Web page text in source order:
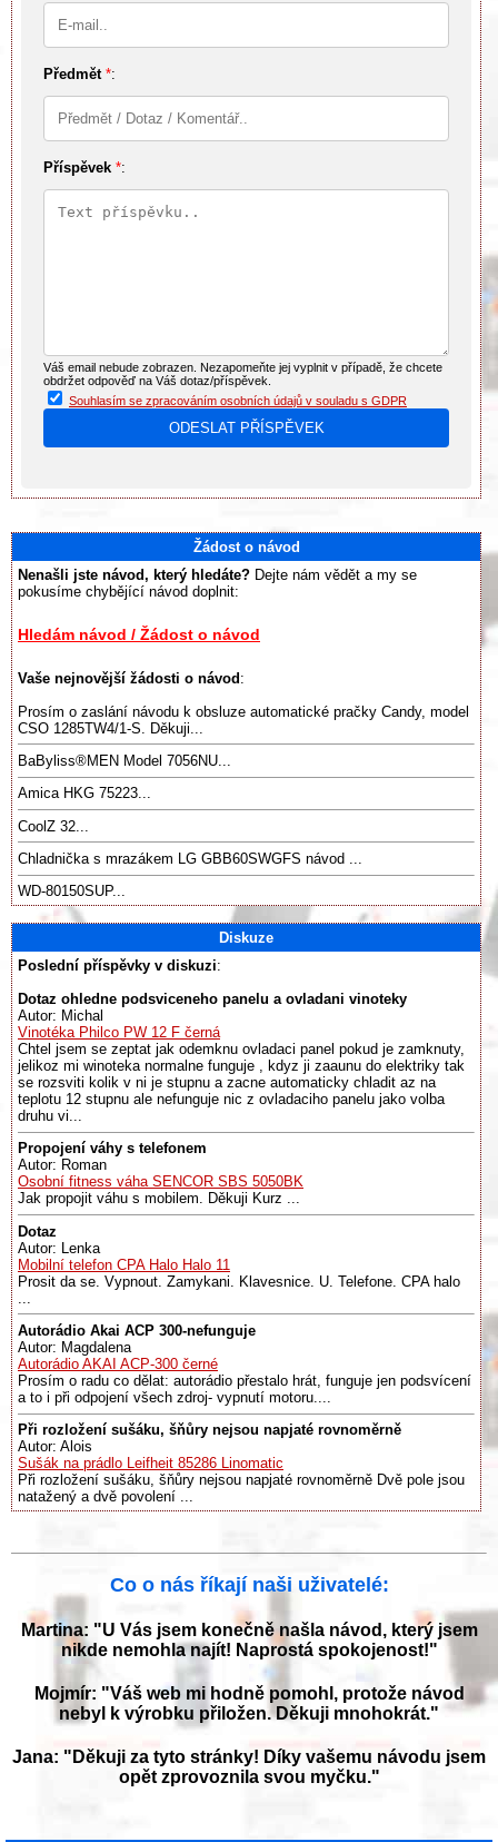
Předmět *:
Příspěvek *:
Váš email nebude zobrazen. Nezapomeňte jej vyplnit v případě, že chcete
obdržet odpověď na Váš dotaz/příspěvek.
Souhlasím se zpracováním osobních údajů v souladu s GDPR
Žádost o návod
Nenašli jste návod, který hledáte? Dejte nám vědět a my se
pokusíme chybějící návod doplnit:
Hledám návod / Žádost o návod
Vaše nejnovější žádosti o návod :
Prosím o zaslání návodu k obsluze automatické pračky Candy, model
CSO 1285TW4/1-S. Děkuji...
BaByliss®️MEN Model 7056NU...
Amica HKG 75223...
CoolZ 32...
Chladnička s mrazákem LG GBB60SWGFS návod ...
WD-80150SUP...
Diskuze
Poslední příspěvky v diskuzi:
Dotaz ohledne podsviceneho panelu a ovladani vinoteky
Autor: Michal
Vinotéka Philco PW 12 F černá
Chtel jsem se zeptat jak odemknu ovladaci panel pokud je zamknuty,
jelikoz mi winoteka normalne funguje , kdyz ji zaaunu do elektriky tak
se rozsviti kolik v ni je stupnu a zacne automaticky chladit az na
teplotu 12 stupnu ale nefunguje nic z ovladaciho panelu jako volba
druhu vi...
Propojení váhy s telefonem
Autor: Roman
Osobní fitness váha SENCOR SBS 5050BK
Jak propojit váhu s mobilem. Děkuji Kurz ...
Dotaz
Autor: Lenka
Mobilní telefon CPA Halo Halo 11
Prosit da se. Vypnout. Zamykani. Klavesnice. U. Telefone. CPA halo
Autorádio Akai ACP 300-nefunguje
Autor: Magdalena
Autorádio AKAI ACP-300 černé
Prosím o radu co dělat: autorádio přestalo hrát, funguje jen podsvícení
a to i při odpojení všech zdroj- vypnutí motoru....
Při rozložení sušáku, šňůry nejsou napjaté rovnoměrně
Autor: Alois
Sušák na prádlo Leifheit 85286 Linomatic
Při rozložení sušáku, šňůry nejsou napjaté rovnoměrně Dvě pole jsou
natažený a dvě povolení ...
Co o nás říkají naši uživatelé:
Martina: "U Vás jsem konečně našla návod, který jsem
nikde nemohla najít! Naprostá spokojenost!"
Mojmír: "Váš web mi hodně pomohl, protože návod
nebyl k výrobku přiložen. Děkuji mnohokrát."
Jana: "Děkuji za tyto stránky! Díky vašemu návodu jsem
opět zprovoznila svou myčku."